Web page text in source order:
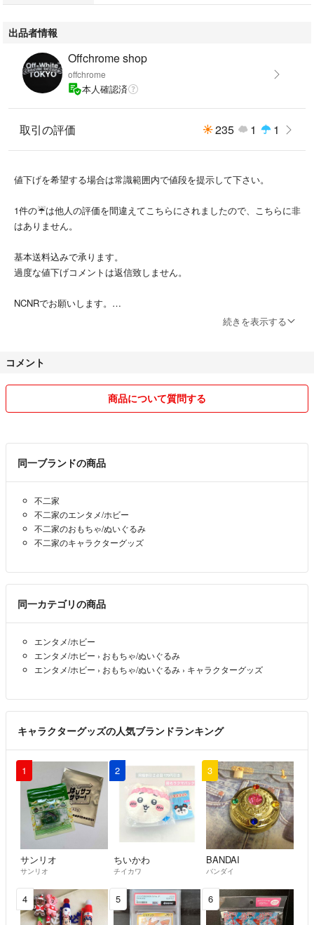
出品者情報
Offchrome shop
offchrome
本人確認済
取引の評価 235 1 1
値下げを希望する場合は常識範囲内で値段を提示して下さい。
1件の☔️は他人の評価を間違えてこちらにされましたので、こちらに非
はありません。
基本送料込みで承ります。
過度な値下げコメントは返信致しません。
NCNRでお願いします。
続きを表示する
コメント
商品について質問する
同一ブランドの商品
不二家
不二家のエンタメ/ホビー
不二家のおもちゃ/ぬいぐるみ
不二家のキャラクターグッズ
同一カテゴリの商品
エンタメ/ホビー
エンタメ/ホビー › おもちゃ/ぬいぐるみ
エンタメ/ホビー › おもちゃ/ぬいぐるみ › キャラクターグッズ
キャラクターグッズの人気ブランドランキング
1
サンリオ
サンリオ
2
ちいかわ
チイカワ
3
BANDAI
バンダイ
4 5 6